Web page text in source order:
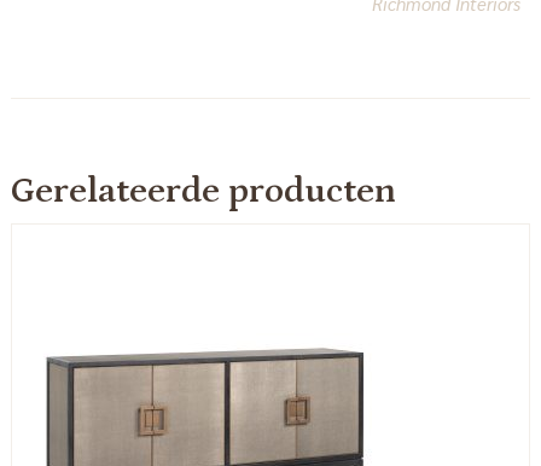
Gerelateerde producten